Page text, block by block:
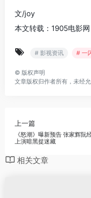
文/joy
本文转载：1905电影
# 影视资讯 # 一
© 版权声明
文章版权归作者所有，未经允
上一篇
《怒潮》曝新预告 张家辉阮
上演暗黑捉迷藏
相关文章